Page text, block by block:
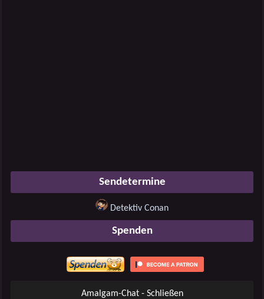
Sendetermine
Detektiv Conan
Spenden
Amalgam-Chat - Schließen